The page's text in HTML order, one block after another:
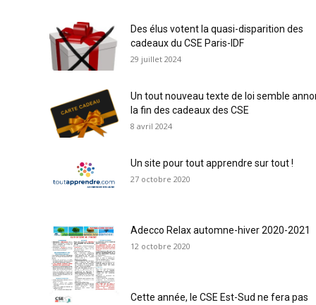
Des élus votent la quasi-disparition des
cadeaux du CSE Paris-IDF
29 juillet 2024
Un tout nouveau texte de loi semble
la fin des cadeaux des CSE
8 avril 2024
Un site pour tout apprendre sur tout !
27 octobre 2020
Adecco Relax automne-hiver 2020-2021
12 octobre 2020
Cette année, le CSE Est-Sud ne fera pas